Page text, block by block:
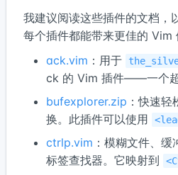
我建议阅读这些插件的文档，
每个插件都能带来更佳的 Vim
ack.vim ：用于
ck 的 Vim 插件——一个
bufexplorer.zip ：快速
换。此插件可以使用
ctrlp.vim ：模糊文件、
标签查找器。它映射到